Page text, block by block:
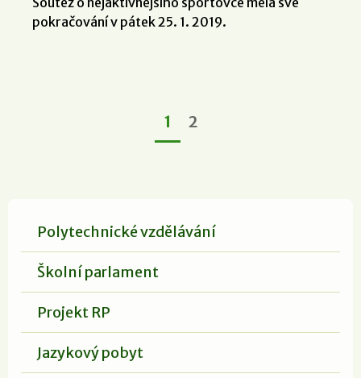
pokračování v pátek 25. 1. 2019.
1 2
Polytechnické vzdělávání
Školní parlament
Projekt RP
Jazykový pobyt